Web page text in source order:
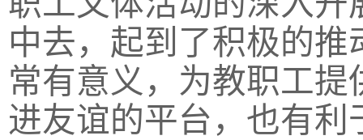
中去，起到了积极的
常有意义，为教职工
进友谊的平台，也有